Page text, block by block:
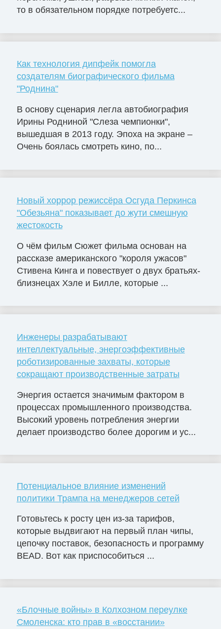
то в обязательном порядке потребуетс...
Как технология дипфейк помогла
создателям биографического фильма
"Роднина"
В основу сценария легла автобиография
Ирины Родниной "Слеза чемпионки",
вышедшая в 2013 году. Эпоха на экране –
Очень боялась смотреть кино, по...
Новый хоррор режиссёра Осгуда Перкинса
"Обезьяна" показывает до жути смешную
жестокость
О чём фильм Сюжет фильма основан на
рассказе американского "короля ужасов"
Стивена Кинга и повествует о двух братьях-
близнецах Хэле и Билле, которые ...
Инженеры разрабатывают
интеллектуальные, энергоэффективные
роботизированные захваты, которые
сокращают производственные затраты
Энергия остается значимым фактором в
процессах промышленного производства.
Высокий уровень потребления энергии
делает производство более дорогим и ус...
Потенциальное влияние изменений
политики Трампа на менеджеров сетей
Готовьтесь к росту цен из-за тарифов,
которые выдвигают на первый план чипы,
цепочку поставок, безопасность и программу
BEAD. Вот как приспособиться ...
«Блочные войны» в Колхозном переулке
Смоленска: кто прав в «восстании»